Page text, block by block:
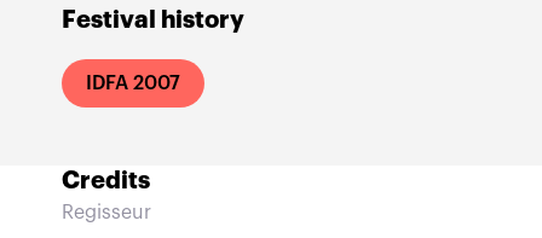
Festival history
IDFA 2007
Credits
Regisseur